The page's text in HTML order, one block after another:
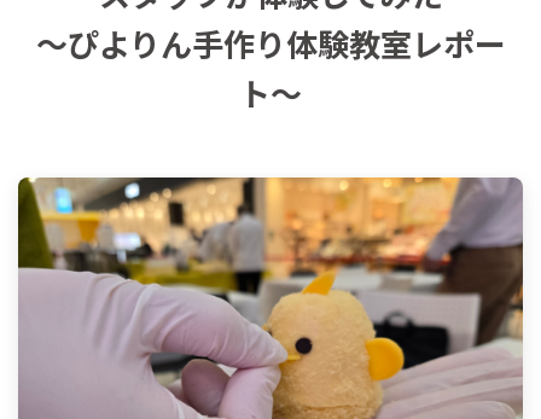
～ぴよりん手作り体験教室レポー
ト～